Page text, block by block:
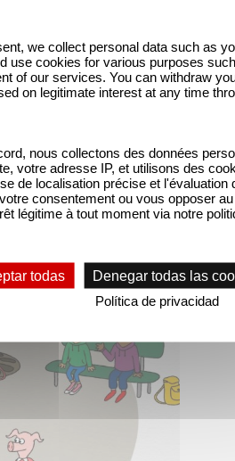
réalisateurs Franck
EY, Make.org Foundation
we collect personal data such as
use cookies for various purposes
of our services. You can withdraw
on legitimate interest at any time
nous collectons des données
votre adresse IP, et utilisons des
de localisation précise et l'évaluation
consentement ou vous opposer
légitime à tout moment via notre
todas Denegar todas las
Política de privacidad